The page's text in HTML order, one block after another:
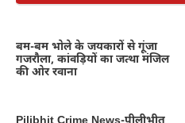
बम-बम भोले के जयकारों से गूंजा
गजरौला, कांवड़ियों का जत्था मंजिल
की ओर रवाना